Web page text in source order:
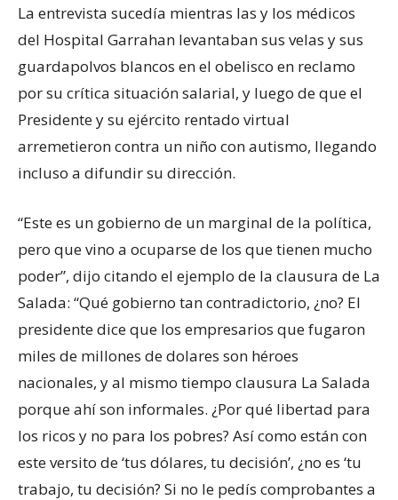
La entrevista sucedía mientras las y los médicos
del Hospital Garrahan levantaban sus velas y sus
guardapolvos blancos en el obelisco en reclamo
por su crítica situación salarial, y luego de que el
Presidente y su ejército rentado virtual
arremetieron contra un niño con autismo, llegando
incluso a difundir su dirección.
“Este es un gobierno de un marginal de la política,
pero que vino a ocuparse de los que tienen mucho
poder”, dijo citando el ejemplo de la clausura de La
Salada: “Qué gobierno tan contradictorio, ¿no? El
presidente dice que los empresarios que fugaron
miles de millones de dolares son héroes
nacionales, y al mismo tiempo clausura La Salada
porque ahí son informales. ¿Por qué libertad para
los ricos y no para los pobres? Así como están con
este versito de ‘tus dólares, tu decisión’, ¿no es ‘tu
trabajo, tu decisión? Si no le pedís comprobantes a